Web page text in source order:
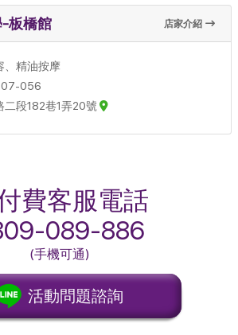
-板橋館 店家介紹
、精油按摩
056
二段182巷1弄20號
費客服電話
089-886
(手機可通)
活動問題諮詢